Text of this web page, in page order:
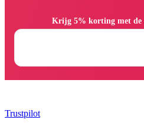
Trustpilot